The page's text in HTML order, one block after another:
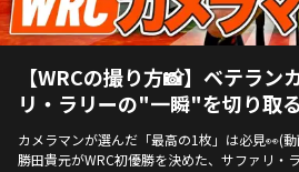
【WRCの撮り方📸】ベテラン
リ・ラリーの"一瞬"を切り取
カメラマンが選んだ「最高の1枚」は必見👀(
勝田貴元がWRC初優勝を決めた、サファリ